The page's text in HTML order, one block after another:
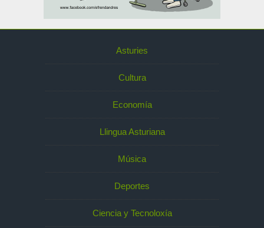
Asturies
Cultura
Economía
Llingua Asturiana
Música
Deportes
Ciencia y Tecnoloxía